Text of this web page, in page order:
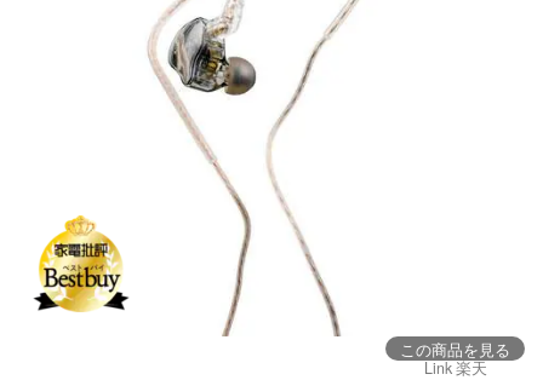
この商品を見る
Link 楽天